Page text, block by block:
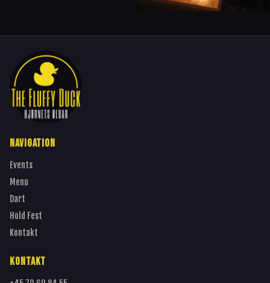
NAVIGATION
Events
Menu
Dart
Hold Fest
Kontakt
KONTAKT